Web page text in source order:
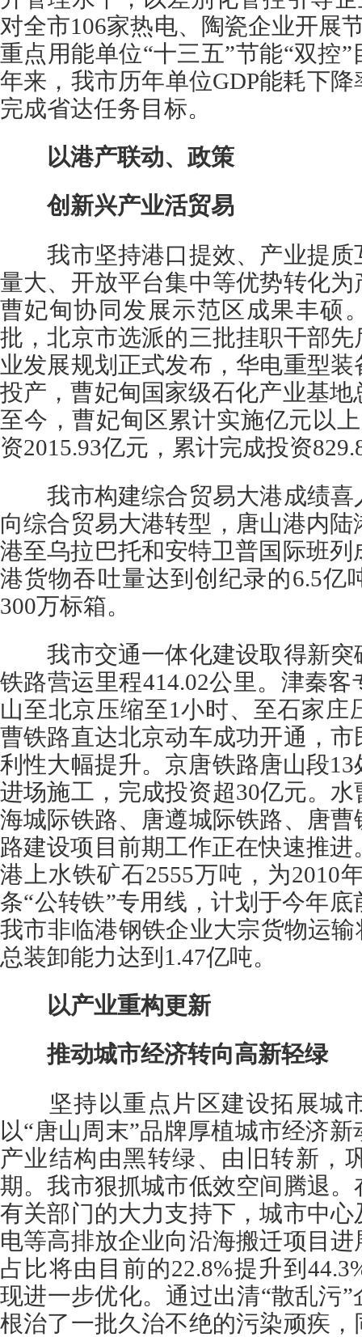
对全市106家热电、陶瓷企业开展
重点用能单位“十三五”节能“双控
年来，我市历年单位GDP能耗下
完成省达任务目标。
以港产联动、政策
创新兴产业活贸易
我市坚持港口提效、产业提质
量大、开放平台集中等优势转化
曹妃甸协同发展示范区成果丰硕
批，北京市选派的三批挂职干部
业发展规划正式发布，华电重型
投产，曹妃甸国家级石化产业基地
至今，曹妃甸区累计实施亿元以
资2015.93亿元，累计完成投资
我市构建综合贸易大港成绩喜
向综合贸易大港转型，唐山港内
港至乌拉巴托和安特卫普国际班列
港货物吞吐量达到创纪录的6.5亿
300万标箱。
我市交通一体化建设取得新突
铁路营运里程414.02公里。津秦
山至北京压缩至1小时、至石家庄
曹铁路直达北京动车成功开通，
利性大幅提升。京唐铁路唐山段
进场施工，完成投资超30亿元。
海城际铁路、唐遵城际铁路、唐
路建设项目前期工作正在快速推进
港上水铁矿石2555万吨，为2010
条“公转铁”专用线，计划于今年
我市非临港钢铁企业大宗货物运
总装卸能力达到1.47亿吨。
以产业重构更新
推动城市经济转向高新轻绿
坚持以重点片区建设拓展城
以“唐山周末”品牌厚植城市经济
产业结构由黑转绿、由旧转新，
期。我市狠抓城市低效空间腾退
有关部门的大力支持下，城市中
电等高排放企业向沿海搬迁项目
占比将由目前的22.8%提升到
现进一步优化。通过出清“散乱污
根治了一批久治不绝的污染顽疾